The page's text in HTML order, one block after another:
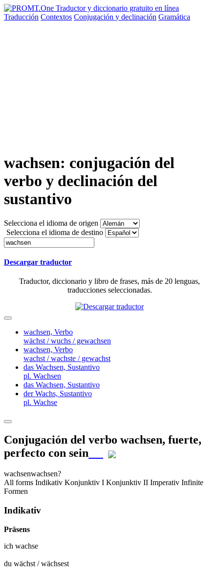
Traducción Contextos Conjugación y declinación Gramática
wachsen: conjugación del
verbo y declinación del
sustantivo
Selecciona el idioma de origen
Selecciona el idioma de destino
Descargar traductor
Traductor, diccionario y libro de frases, más de 20 lenguas,
traducciones seleccionadas.
wachsen, Verbo
wächst / wuchs / gewachsen
wachsen, Verbo
wachst / wachste / gewachst
das Wachsen, Sustantivo
pl. Wachsen
das Wachsen, Sustantivo
der Wachs, Sustantivo
pl. Wachse
Conjugación del verbo wachsen, fuerte,
perfecto con sein
wachsenwachsen?
All forms Indikativ Konjunktiv I Konjunktiv II Imperativ Infinite
Formen
Indikativ
Präsens
ich wachse
du wächst /wächsest